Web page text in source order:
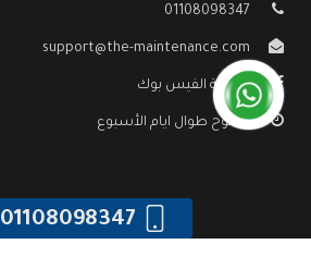
01108098347
support@the-maintenance.com
صفحة الفيس بوك
مفتوح طوال ايام الأسبوع
01108098347